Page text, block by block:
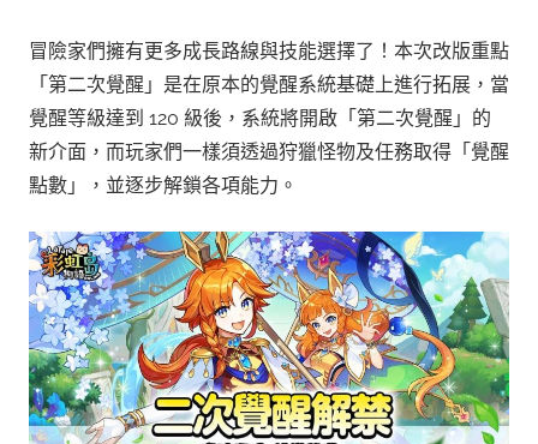
冒險家們擁有更多成長路線與技能選擇了！本次改版重點
「第二次覺醒」是在原本的覺醒系統基礎上進行拓展，當
覺醒等級達到 120 級後，系統將開啟「第二次覺醒」的
新介面，而玩家們一樣須透過狩獵怪物及任務取得「覺醒
點數」，並逐步解鎖各項能力​。